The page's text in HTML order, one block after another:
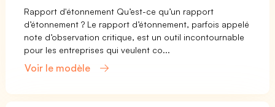
Rapport d'étonnement Qu’est-ce qu’un rapport
d’étonnement ? Le rapport d’étonnement, parfois appelé
note d’observation critique, est un outil incontournable
pour les entreprises qui veulent co...
Voir le modèle